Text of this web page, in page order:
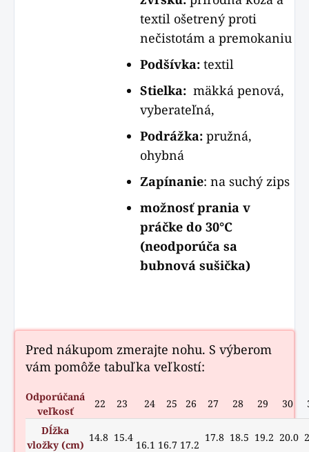
textil ošetrený proti
nečistotám a premokaniu
Podšívka:textil
Stielka:mäkká penová,
vyberateľná,
Podrážka:pružná,
ohybná
Zapínanie: na suchý zips
možnosť prania v
práčke do 30°C
(neodporúča sa
bubnová sušička)
Pred nákupom zmerajte nohu. S výberom
vám pomôže tabuľka veľkostí:
Odporúčaná
veľkosť
22 23 24 25 26 27 28 29 30
Dĺžka
vložky (cm)
14.8 15.4
16.1 16.7 17.2
17.8 18.5 19.2 20.0